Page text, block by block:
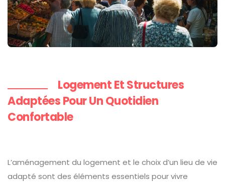
Logement Et Structures
Adaptées Pour Un Quotidien
Confortable
L’aménagement du logement et le choix d’un lieu de vie
adapté sont des éléments essentiels pour vivre